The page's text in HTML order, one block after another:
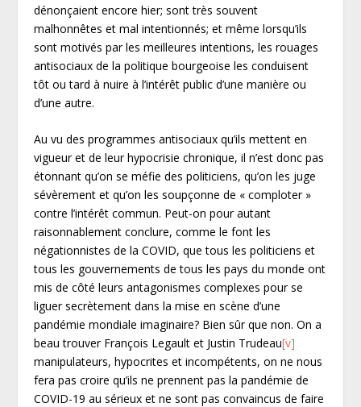
dénonçaient encore hier; sont très souvent
malhonnêtes et mal intentionnés; et même lorsqu’ils
sont motivés par les meilleures intentions, les rouages
antisociaux de la politique bourgeoise les conduisent
tôt ou tard à nuire à l’intérêt public d’une manière ou
d’une autre.
Au vu des programmes antisociaux qu’ils mettent en
vigueur et de leur hypocrisie chronique, il n’est donc pas
étonnant qu’on se méfie des politiciens, qu’on les juge
sévèrement et qu’on les soupçonne de « comploter »
contre l’intérêt commun. Peut-on pour autant
raisonnablement conclure, comme le font les
négationnistes de la COVID, que tous les politiciens et
tous les gouvernements de tous les pays du monde ont
mis de côté leurs antagonismes complexes pour se
liguer secrètement dans la mise en scène d’une
pandémie mondiale imaginaire? Bien sûr que non. On a
beau trouver François Legault et Justin Trudeau[v]
manipulateurs, hypocrites et incompétents, on ne nous
fera pas croire qu’ils ne prennent pas la pandémie de
COVID-19 au sérieux et ne sont pas convaincus de faire